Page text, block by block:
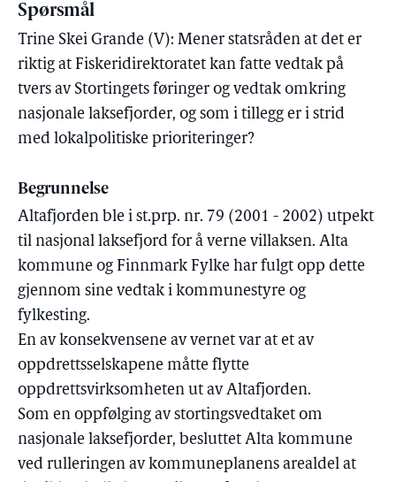
Spørsmål
Trine Skei Grande (V): Mener statsråden at det er
riktig at Fiskeridirektoratet kan fatte vedtak på
tvers av Stortingets føringer og vedtak omkring
nasjonale laksefjorder, og som i tillegg er i strid
med lokalpolitiske prioriteringer?
Begrunnelse
Altafjorden ble i st.prp. nr. 79 (2001 - 2002) utpekt
til nasjonal laksefjord for å verne villaksen. Alta
kommune og Finnmark Fylke har fulgt opp dette
gjennom sine vedtak i kommunestyre og
fylkesting.
En av konsekvensene av vernet var at et av
oppdrettsselskapene måtte flytte
oppdrettsvirksomheten ut av Altafjorden.
Som en oppfølging av stortingsvedtaket om
nasjonale laksefjorder, besluttet Alta kommune
ved rulleringen av kommuneplanens arealdel at